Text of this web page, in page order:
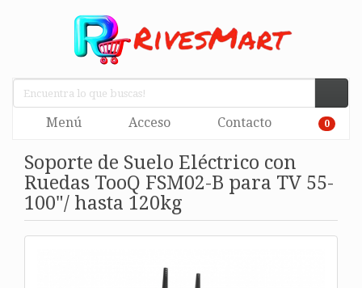
Menú Acceso Contacto 0
Soporte de Suelo Eléctrico con
Ruedas TooQ FSM02-B para TV 55-
100"/ hasta 120kg